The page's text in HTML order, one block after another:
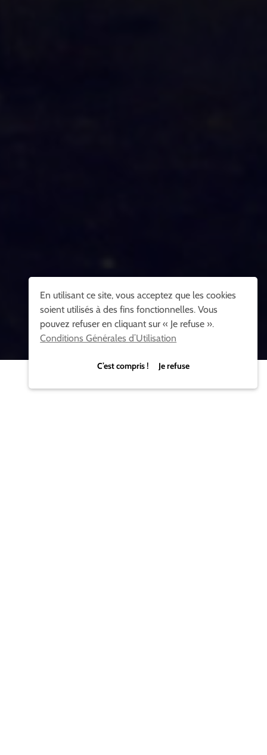
En utilisant ce site, vous acceptez que les cookies
soient utilisés à des fins fonctionnelles. Vous
pouvez refuser en cliquant sur « Je refuse ».
Conditions Générales d’Utilisation
C’est compris ! Je refuse